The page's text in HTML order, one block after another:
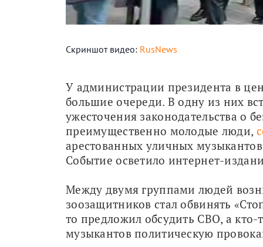
Скриншот видео: RusNews
У администрации президента в
большие очереди. В одну из них
ужесточения законодательства о
преимущественно молодые люди,
арестованных уличных
Событие осветило интернет-
Между двумя группами людей
зоозащитников стал обвинять
то предложил обсудить СВО, а
музыкантов политическую